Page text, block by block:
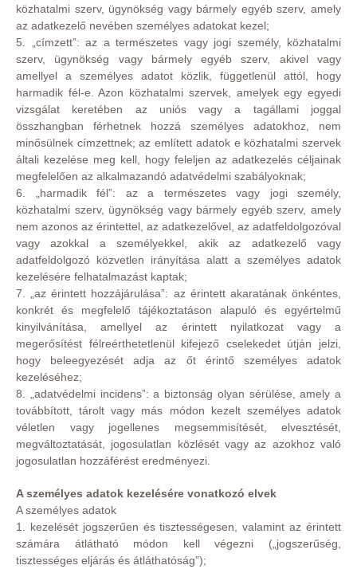
közhatalmi szerv, ügynökség vagy bármely egyéb szerv, amely
az adatkezelő nevében személyes adatokat kezel;
5. „címzett”: az a természetes vagy jogi személy, közhatalmi
szerv, ügynökség vagy bármely egyéb szerv, akivel vagy
amellyel a személyes adatot közlik, függetlenül attól, hogy
harmadik fél-e. Azon közhatalmi szervek, amelyek egy egyedi
vizsgálat keretében az uniós vagy a tagállami joggal
összhangban férhetnek hozzá személyes adatokhoz, nem
minősülnek címzettnek; az említett adatok e közhatalmi szervek
általi kezelése meg kell, hogy feleljen az adatkezelés céljainak
megfelelően az alkalmazandó adatvédelmi szabályoknak;
6. „harmadik fél”: az a természetes vagy jogi személy,
közhatalmi szerv, ügynökség vagy bármely egyéb szerv, amely
nem azonos az érintettel, az adatkezelővel, az adatfeldolgozóval
vagy azokkal a személyekkel, akik az adatkezelő vagy
adatfeldolgozó közvetlen irányítása alatt a személyes adatok
kezelésére felhatalmazást kaptak;
7. „az érintett hozzájárulása”: az érintett akaratának önkéntes,
konkrét és megfelelő tájékoztatáson alapuló és egyértelmű
kinyilvánítása, amellyel az érintett nyilatkozat vagy a
megerősítést félreérthetetlenül kifejező cselekedet útján jelzi,
hogy beleegyezését adja az őt érintő személyes adatok
kezeléséhez;
8. „adatvédelmi incidens”: a biztonság olyan sérülése, amely a
továbbított, tárolt vagy más módon kezelt személyes adatok
véletlen vagy jogellenes megsemmisítését, elvesztését,
megváltoztatását, jogosulatlan közlését vagy az azokhoz való
jogosulatlan hozzáférést eredményezi.
A személyes adatok kezelésére vonatkozó elvek
A személyes adatok
1. kezelését jogszerűen és tisztességesen, valamint az érintett
számára átlátható módon kell végezni („jogszerűség,
tisztességes eljárás és átláthatóság”);